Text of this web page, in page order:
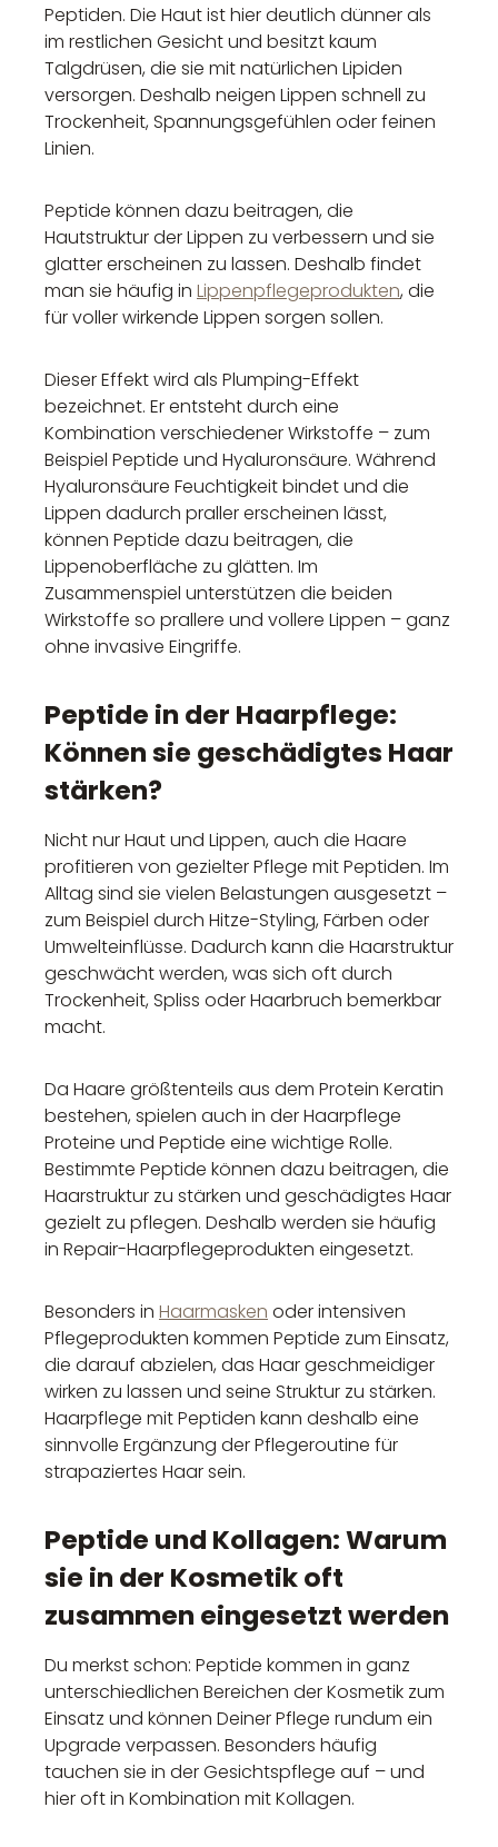
Peptiden. Die Haut ist hier deutlich dünner als
im restlichen Gesicht und besitzt kaum
Talgdrüsen, die sie mit natürlichen Lipiden
versorgen. Deshalb neigen Lippen schnell zu
Trockenheit, Spannungsgefühlen oder feinen
Linien.
Peptide können dazu beitragen, die
Hautstruktur der Lippen zu verbessern und sie
glatter erscheinen zu lassen. Deshalb findet
man sie häufig in Lippenpflegeprodukten, die
für voller wirkende Lippen sorgen sollen.
Dieser Effekt wird als Plumping-Effekt
bezeichnet. Er entsteht durch eine
Kombination verschiedener Wirkstoffe – zum
Beispiel Peptide und Hyaluronsäure. Während
Hyaluronsäure Feuchtigkeit bindet und die
Lippen dadurch praller erscheinen lässt,
können Peptide dazu beitragen, die
Lippenoberfläche zu glätten. Im
Zusammenspiel unterstützen die beiden
Wirkstoffe so prallere und vollere Lippen – ganz
ohne invasive Eingriffe.
Peptide in der Haarpflege:
Können sie geschädigtes Haar
stärken?
Nicht nur Haut und Lippen, auch die Haare
profitieren von gezielter Pflege mit Peptiden. Im
Alltag sind sie vielen Belastungen ausgesetzt –
zum Beispiel durch Hitze-Styling, Färben oder
Umwelteinflüsse. Dadurch kann die Haarstruktur
geschwächt werden, was sich oft durch
Trockenheit, Spliss oder Haarbruch bemerkbar
macht.
Da Haare größtenteils aus dem Protein Keratin
bestehen, spielen auch in der Haarpflege
Proteine und Peptide eine wichtige Rolle.
Bestimmte Peptide können dazu beitragen, die
Haarstruktur zu stärken und geschädigtes Haar
gezielt zu pflegen. Deshalb werden sie häufig
in Repair-Haarpflegeprodukten eingesetzt.
Besonders in Haarmasken oder intensiven
Pflegeprodukten kommen Peptide zum Einsatz,
die darauf abzielen, das Haar geschmeidiger
wirken zu lassen und seine Struktur zu stärken.
Haarpflege mit Peptiden kann deshalb eine
sinnvolle Ergänzung der Pflegeroutine für
strapaziertes Haar sein.
Peptide und Kollagen: Warum
sie in der Kosmetik oft
zusammen eingesetzt werden
Du merkst schon: Peptide kommen in ganz
unterschiedlichen Bereichen der Kosmetik zum
Einsatz und können Deiner Pflege rundum ein
Upgrade verpassen. Besonders häufig
tauchen sie in der Gesichtspflege auf – und
hier oft in Kombination mit Kollagen.